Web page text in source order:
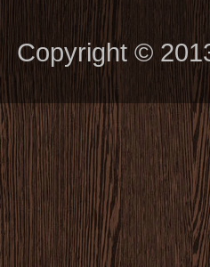
Copyright ©